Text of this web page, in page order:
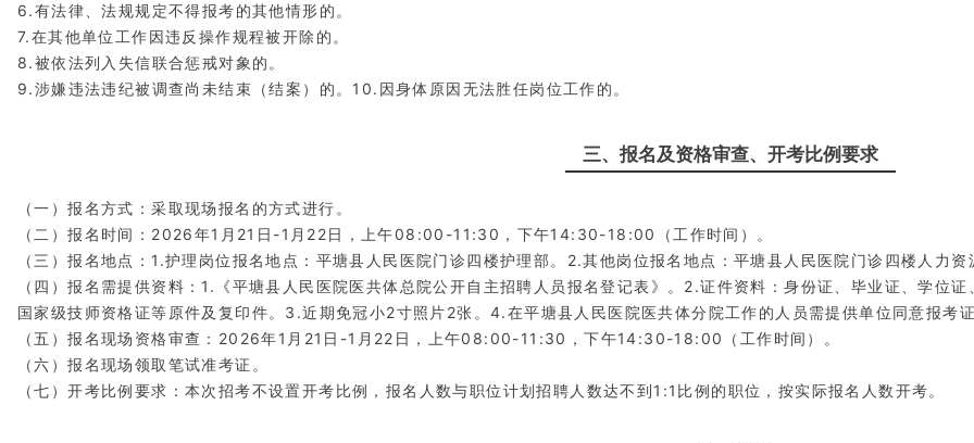
6.有法律、法规规定不得报考的其他情形的。
7.在其他单位工作因违反操作规程被开除的。
8.被依法列入失信联合惩戒对象的。
9.涉嫌违法违纪被调查尚未结束（结案）的。10.因身体原因无法胜任岗位工作的。
三、报名及资格审查、开考比例要求
（一）报名方式：采取现场报名的方式进行。
（二）报名时间：2026年1月21日-1月22日，上午08:00-11:30，下午14:30-18:00（工作时间）。
（三）报名地点：1.护理岗位报名地点：平塘县人民医院门诊四楼护理部。2.其他岗位报名地点：平塘县人民医院门诊四楼人
（四）报名需提供资料：1.《平塘县人民医院医共体总院公开自主招聘人员报名登记表》。2.证件资料：身份证、毕业证、学位
国家级技师资格证等原件及复印件。3.近期免冠小2寸照片2张。4.在平塘县人民医院医共体分院工作的人员需提供单位同意报考证
（五）报名现场资格审查：2026年1月21日-1月22日，上午08:00-11:30，下午14:30-18:00（工作时间）。
（六）报名现场领取笔试准考证。
（七）开考比例要求：本次招考不设置开考比例，报名人数与职位计划招聘人数达不到1:1比例的职位，按实际报名人数开考。